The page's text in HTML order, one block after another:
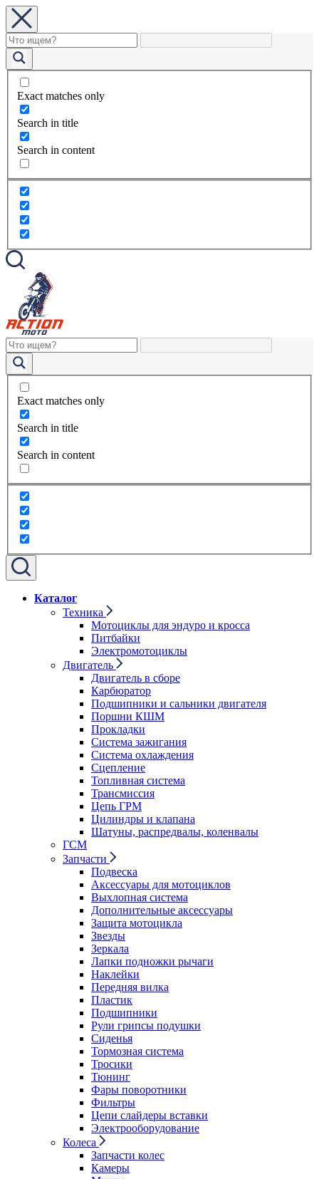
Exact matches only
Search in title
Search in content
Exact matches only
Search in title
Search in content
Каталог
Техника
Мотоциклы для эндуро и кросса
Питбайки
Электромотоциклы
Двигатель
Двигатель в сборе
Карбюратор
Подшипники и сальники двигателя
Поршни КШМ
Прокладки
Система зажигания
Система охлаждения
Сцепление
Топливная система
Трансмиссия
Цепь ГРМ
Цилиндры и клапана
Шатуны, распредвалы, коленвалы
ГСМ
Запчасти
Подвеска
Аксессуары для мотоциклов
Выхлопная система
Дополнительные аксессуары
Защита мотоцикла
Звезды
Зеркала
Лапки подножки рычаги
Наклейки
Передняя вилка
Пластик
Подшипники
Рули грипсы подушки
Сиденья
Тормозная система
Тросики
Тюнинг
Фары поворотники
Фильтры
Цепи слайдеры вставки
Электрооборудование
Колеса
Запчасти колес
Камеры